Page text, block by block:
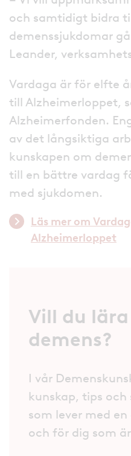
och samtidigt bidra
demenssjukdomar
Leander,
Vardaga är för elfte
till Alzheimerloppet,
Alzheimerfonden.
av det långsiktiga
kunskapen om
till en bättre vardag
med sjukdomen.
Läs mer om
Alzheimerloppet
Vill du
demens?
I vår
kunskap, tips
som lever med
och för dig som